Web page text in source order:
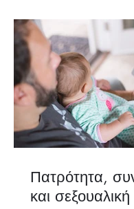
Πατρότητα,
και